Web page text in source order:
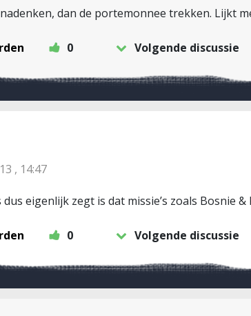
dan de portemonnee trekken. Lijkt
0 Volgende discussie
, 14:47
eigenlijk zegt is dat missie’s zoals Bosnie
0 Volgende discussie